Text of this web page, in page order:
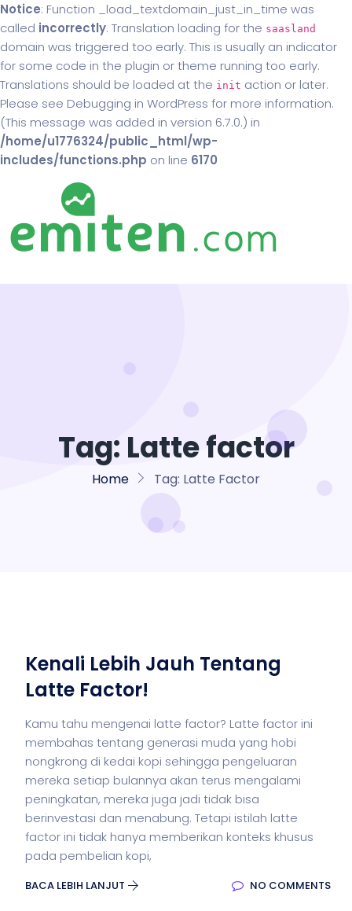
Notice: Function _load_textdomain_just_in_time was
called incorrectly. Translation loading for the saasland
domain was triggered too early. This is usually an indicator
for some code in the plugin or theme running too early.
Translations should be loaded at the init action or later.
Please see Debugging in WordPress for more information.
(This message was added in version 6.7.0.) in
/home/u1776324/public_html/wp-
includes/functions.php on line 6170
Tag: Latte factor
Home Tag: Latte Factor
Kenali Lebih Jauh Tentang
Latte Factor!
Kamu tahu mengenai latte factor? Latte factor ini
membahas tentang generasi muda yang hobi
nongkrong di kedai kopi sehingga pengeluaran
mereka setiap bulannya akan terus mengalami
peningkatan, mereka juga jadi tidak bisa
berinvestasi dan menabung. Tetapi istilah latte
factor ini tidak hanya memberikan konteks khusus
pada pembelian kopi,
BACA LEBIH LANJUT NO COMMENTS